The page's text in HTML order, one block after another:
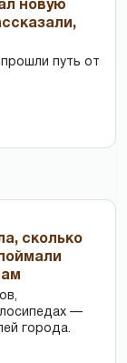
новую
путь от
сколько
—
города.